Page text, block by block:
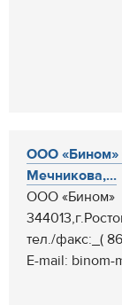
ООО «Бином»
Мечникова,...
ООО «Бином»
тел./факс:_(
Е-mail: binom-